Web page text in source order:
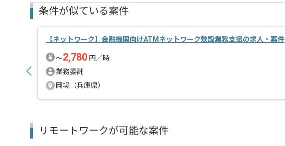
条件が似ている案件
【ネットワーク】金融機関向けATMネットワーク敷設業務支援の求人・案件
〜2,780 円／時
業務委託
岡場（兵庫県）
リモートワークが可能な案件